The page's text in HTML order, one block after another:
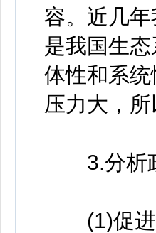
容。近几
是我国生
体性和系
压力大，
3.分析政
(1)促进